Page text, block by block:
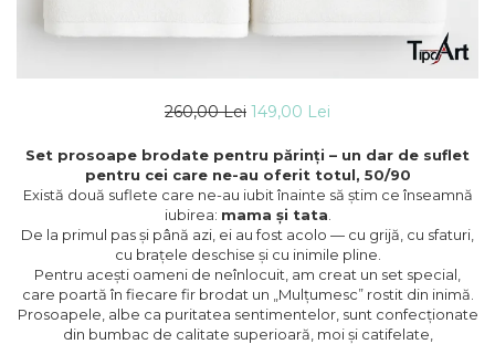
260,00 Lei 149,00 Lei
Set prosoape brodate pentru părinți – un dar de suflet
pentru cei care ne-au oferit totul, 50/90
Există două suflete care ne-au iubit înainte să știm ce înseamnă
iubirea: mama și tata
De la primul pas și până azi, ei au fost acolo — cu grijă, cu sfaturi,
cu brațele deschise și cu inimile pline.
Pentru acești oameni de neînlocuit, am creat un set special,
care poartă în fiecare fir brodat un „Mulțumesc” rostit din inimă.
Prosoapele, albe ca puritatea sentimentelor, sunt confecționate
din bumbac de calitate superioară, moi și catifelate,